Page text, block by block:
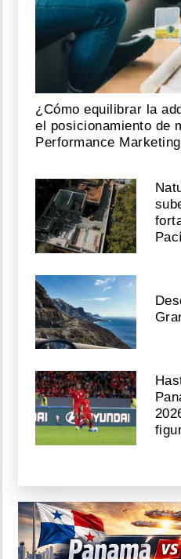
¿Cómo equilibrar la
el posicionamiento de
Performance